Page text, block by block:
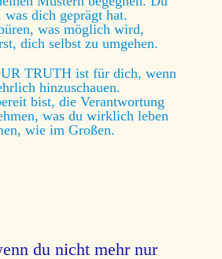
dich geprägt hat.
was möglich wird,
dich selbst zu umgehen.
TRUTH ist für dich, wenn
hinzuschauen.
bist, die Verantwortung
was du wirklich leben
wie im Großen.
du nicht mehr nur